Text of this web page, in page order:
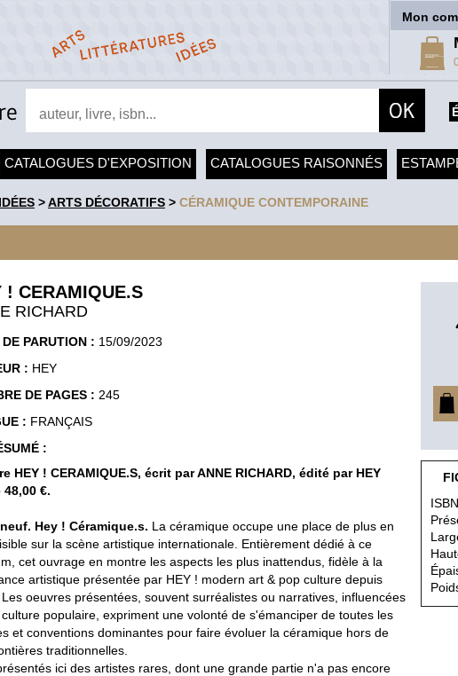
Mon
CATALOGUES D'EXPOSITION CATALOGUES RAISONNÉS
>ARTS DÉCORATIFS > CÉRAMIQUE CONTEMPORAINE
! CERAMIQUE.S
RICHARD
DE PARUTION : 15/09/2023
: HEY
DE PAGES : 245
: FRANÇAIS
:
HEY ! CERAMIQUE.S, écrit par ANNE RICHARD, édité par HEY
€.
Hey ! Céramique.s. La céramique occupe une place de plus en
sur la scène artistique internationale. Entièrement dédié à ce
cet ouvrage en montre les aspects les plus inattendus, fidèle à la
artistique présentée par HEY ! modern art & pop culture depuis
oeuvres présentées, souvent surréalistes ou narratives, influencées
populaire, expriment une volonté de s'émanciper de toutes les
et conventions dominantes pour faire évoluer la céramique hors de
traditionnelles.
ici des artistes rares, dont une grande partie n'a pas encore